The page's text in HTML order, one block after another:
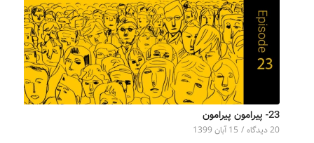
23- پیرامون پیرامون
20 دیدگاه‌ / 15 آبان 1399